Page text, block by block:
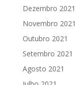
Dezembro 2021
Novembro 2021
Outubro 2021
Setembro 2021
Agosto 2021